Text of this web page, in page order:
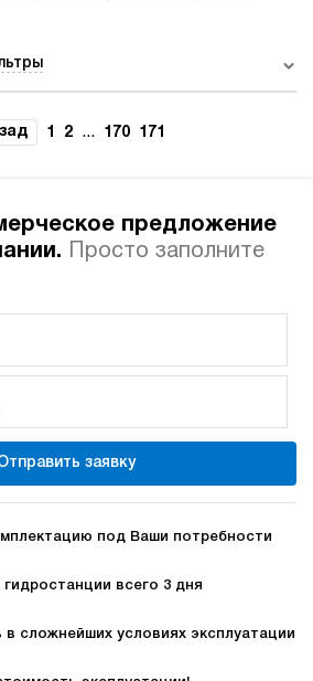
Гидростанции с двумя
Домкрат 100 тонн с
гидростанцией
Гидростанции с домкратом
1 2 ... 170 171
предложение
Просто заполните
заявку
под Ваши потребности
всего 3 дня
в сложнейших условиях эксплуатации